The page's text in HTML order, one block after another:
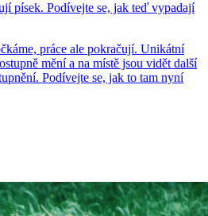
písek. Podívejte se, jak teď vypadají
práce ale pokračují. Unikátní
mění a na místě jsou vidět další
Podívejte se, jak to tam nyní